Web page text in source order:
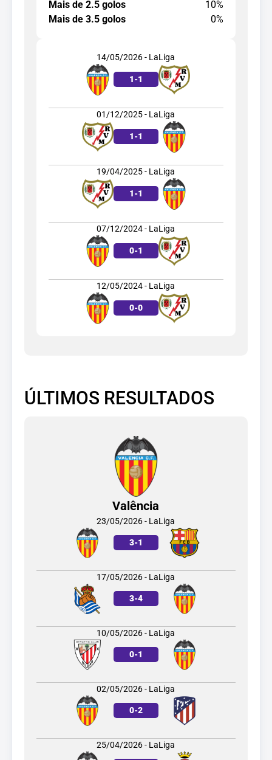
Mais de 2.5 golos
10%
Mais de 3.5 golos
0%
14/05/2026 - LaLiga
1-1
01/12/2025 - LaLiga
1-1
19/04/2025 - LaLiga
1-1
07/12/2024 - LaLiga
0-1
12/05/2024 - LaLiga
0-0
ÚLTIMOS RESULTADOS
Valência
23/05/2026 - LaLiga
3-1
17/05/2026 - LaLiga
3-4
10/05/2026 - LaLiga
0-1
02/05/2026 - LaLiga
0-2
25/04/2026 - LaLiga